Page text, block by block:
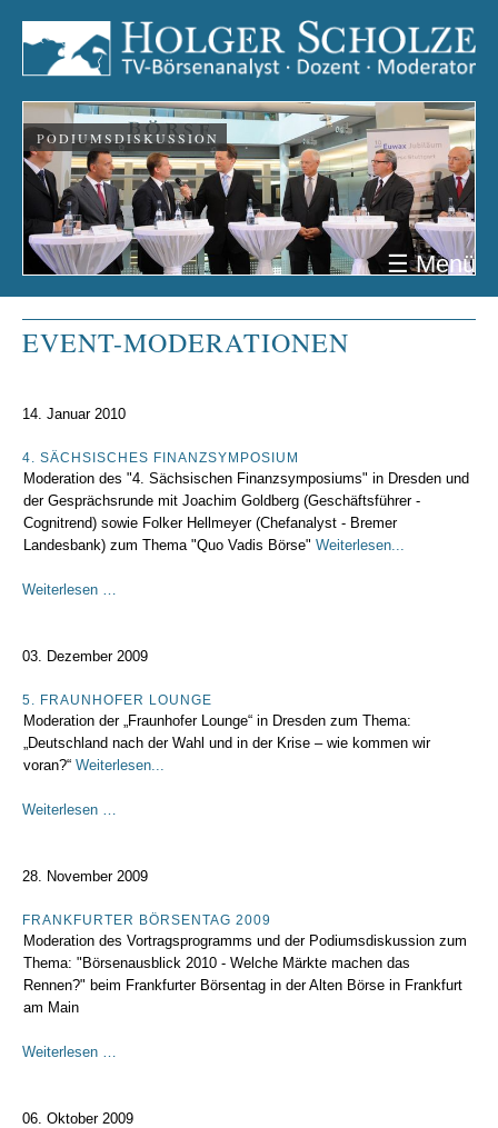
PODIUMSDISKUSSION
☰ Menü
EVENT-MODERATIONEN
14. Januar 2010
4. SÄCHSISCHES FINANZSYMPOSIUM
Moderation des "4. Sächsischen Finanzsymposiums" in Dresden und
der Gesprächsrunde mit Joachim Goldberg (Geschäftsführer -
Cognitrend) sowie Folker Hellmeyer (Chefanalyst - Bremer
Landesbank) zum Thema "Quo Vadis Börse" Weiterlesen...
Weiterlesen …
03. Dezember 2009
5. FRAUNHOFER LOUNGE
Moderation der „Fraunhofer Lounge“ in Dresden zum Thema:
„Deutschland nach der Wahl und in der Krise – wie kommen wir
voran?“ Weiterlesen...
Weiterlesen …
28. November 2009
FRANKFURTER BÖRSENTAG 2009
Moderation des Vortragsprogramms und der Podiumsdiskussion zum
Thema: "Börsenausblick 2010 - Welche Märkte machen das
Rennen?" beim Frankfurter Börsentag in der Alten Börse in Frankfurt
am Main
Weiterlesen …
06. Oktober 2009